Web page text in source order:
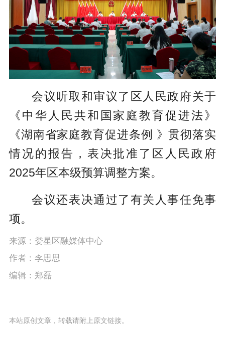
会议听取和审议了区人民政府关于
《中华人民共和国家庭教育促进法》
《湖南省家庭教育促进条例 》贯彻落实
情况的报告，表决批准了区人民政府
2025年区本级预算调整方案。
会议还表决通过了有关人事任免事
项。
来源：娄星区融媒体中心
作者：李思思
编辑：郑磊
本站原创文章，转载请附上原文链接。